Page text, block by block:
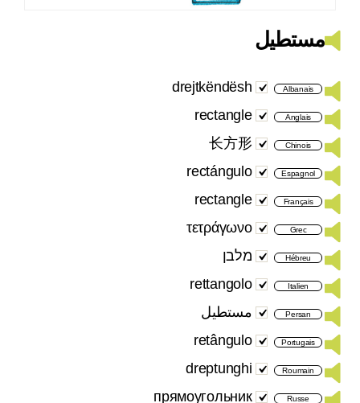
مستطيل
Albanais
drejtkëndësh
Anglais
rectangle
Chinois
长方形
Espagnol
rectángulo
Français
rectangle
Grec
τετράγωνο
Hébreu מלבן
Italien
rettangolo
Persan مستطیل
Portugais
retângulo
Roumain
dreptunghi
Russe
прямоугольник